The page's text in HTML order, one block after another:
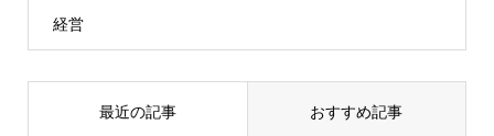
経営
最近の記事 おすすめ記事